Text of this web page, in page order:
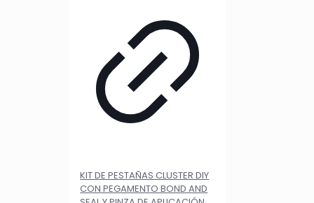
KIT DE PESTAÑAS CLUSTER DIY
CON PEGAMENTO BOND AND